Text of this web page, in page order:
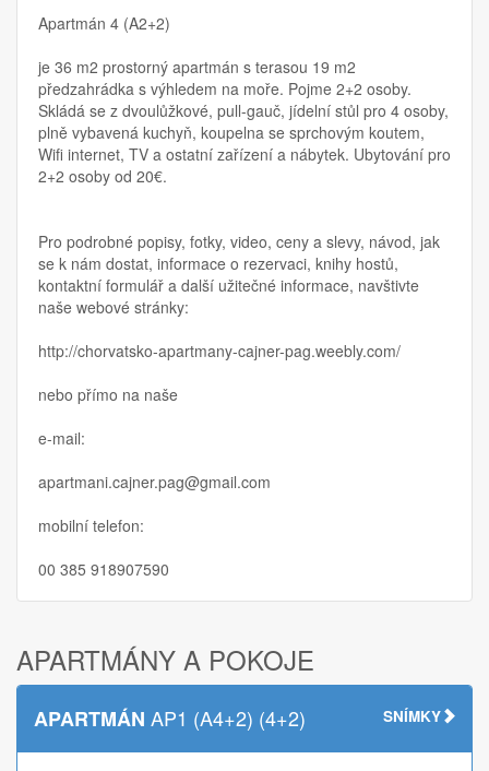
Apartmán 4 (A2+2)
je 36 m2 prostorný apartmán s terasou 19 m2
předzahrádka s výhledem na moře. Pojme 2+2 osoby.
Skládá se z dvoulůžkové, pull-gauč, jídelní stůl pro 4 osoby,
plně vybavená kuchyň, koupelna se sprchovým koutem,
Wifi internet, TV a ostatní zařízení a nábytek. Ubytování pro
2+2 osoby od 20€.
Pro podrobné popisy, fotky, video, ceny a slevy, návod, jak
se k nám dostat, informace o rezervaci, knihy hostů,
kontaktní formulář a další užitečné informace, navštivte
naše webové stránky:
http://chorvatsko-apartmany-cajner-pag.weebly.com/
nebo přímo na naše
e-mail:
apartmani.cajner.pag@gmail.com
mobilní telefon:
00 385 918907590
APARTMÁNY A POKOJE
APARTMÁN AP1 (A4+2) (4+2) SNÍMKY